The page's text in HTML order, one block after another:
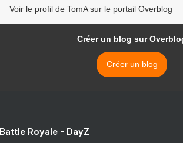
Voir le profil de TomA sur le portail Overblog
Créer un blog sur
Créer un blog
Royale - DayZ